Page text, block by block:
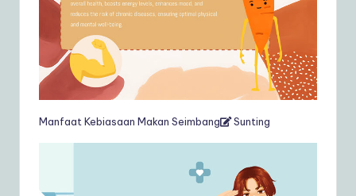
Manfaat Kebiasaan Makan Seimbang Sunting